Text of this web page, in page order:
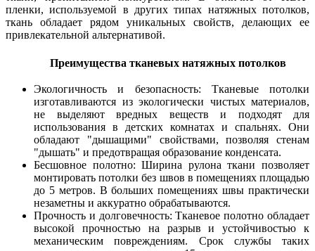
пленки, используемой в других типах натяжных потолков,
ткань обладает рядом уникальных свойств, делающих ее
привлекательной альтернативой.
Преимущества тканевых натяжных потолков
Экологичность и безопасность: Тканевые потолки
изготавливаются из экологически чистых материалов,
не выделяют вредных веществ и подходят для
использования в детских комнатах и спальнях. Они
обладают "дышащими" свойствами, позволяя стенам
"дышать" и предотвращая образование конденсата.
Бесшовное полотно: Ширина рулона ткани позволяет
монтировать потолки без швов в помещениях площадью
до 5 метров. В больших помещениях швы практически
незаметны и аккуратно обрабатываются.
Прочность и долговечность: Тканевое полотно обладает
высокой прочностью на разрыв и устойчивостью к
механическим повреждениям. Срок службы таких